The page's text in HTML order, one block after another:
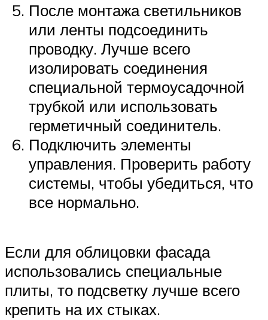
После монтажа светильников
или ленты подсоединить
проводку. Лучше всего
изолировать соединения
специальной термоусадочной
трубкой или использовать
герметичный соединитель.
Подключить элементы
управления. Проверить работу
системы, чтобы убедиться, что
все нормально.
Если для облицовки фасада
использовались специальные
плиты, то подсветку лучше всего
крепить на их стыках.